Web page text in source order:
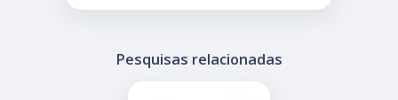
Pesquisas relacionadas